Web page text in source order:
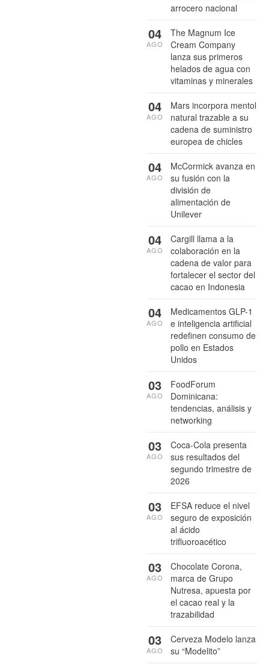
arrocero nacional
The Magnum Ice
Cream Company
lanza sus primeros
helados de agua con
vitaminas y minerales
04
AGO
Mars incorpora mentol
natural trazable a su
cadena de suministro
europea de chicles
04
AGO
McCormick avanza en
su fusión con la
división de
alimentación de
Unilever
04
AGO
Cargill llama a la
colaboración en la
cadena de valor para
fortalecer el sector del
cacao en Indonesia
04
AGO
Medicamentos GLP-1
e inteligencia artificial
redefinen consumo de
pollo en Estados
Unidos
04
AGO
FoodForum
Dominicana:
tendencias, análisis y
networking
03
AGO
Coca-Cola presenta
sus resultados del
segundo trimestre de
2026
03
AGO
EFSA reduce el nivel
seguro de exposición
al ácido
trifluoroacético
03
AGO
Chocolate Corona,
marca de Grupo
Nutresa, apuesta por
el cacao real y la
trazabilidad
03
AGO
Cerveza Modelo lanza
su “Modelito”
03
AGO